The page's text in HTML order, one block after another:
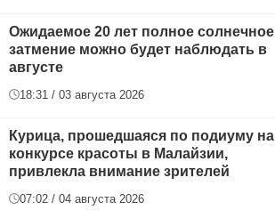
Ожидаемое 20 лет полное солнечное
затмение можно будет наблюдать в
августе
18:31 / 03 августа 2026
Курица, прошедшаяся по подиуму на
конкурсе красоты в Малайзии,
привлекла внимание зрителей
07:02 / 04 августа 2026